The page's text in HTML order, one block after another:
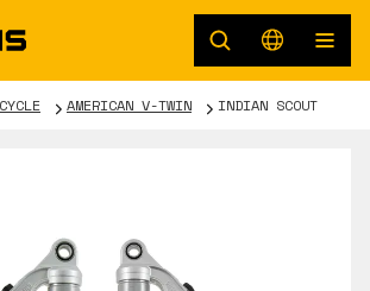
AMERICAN V-TWIN INDIAN SCOUT